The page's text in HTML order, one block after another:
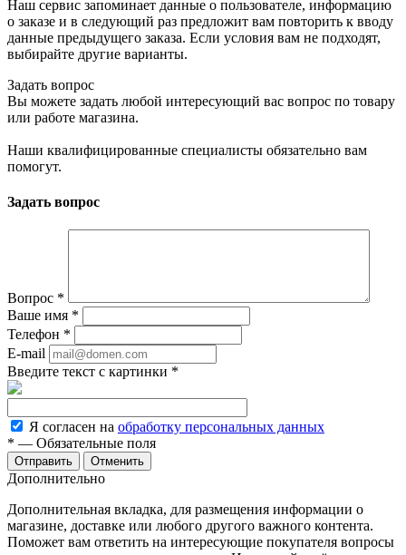
Наш сервис запоминает данные о пользователе, информацию
о заказе и в следующий раз предложит вам повторить к вводу
данные предыдущего заказа. Если условия вам не подходят,
выбирайте другие варианты.
Задать вопрос
Вы можете задать любой интересующий вас вопрос по товару
или работе магазина.
Наши квалифицированные специалисты обязательно вам
помогут.
Задать вопрос
Вопрос *
Ваше имя *
Телефон *
E-mail
Введите текст с картинки *
Я согласен на обработку персональных данных
* — Обязательные поля
Отменить
Дополнительно
Дополнительная вкладка, для размещения информации о
магазине, доставке или любого другого важного контента.
Поможет вам ответить на интересующие покупателя вопросы